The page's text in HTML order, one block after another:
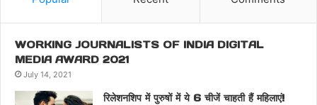
WORKING JOURNALISTS OF INDIA DIGITAL
MEDIA AWARD 2021
July 14, 2021
रिलेशनशिप में पुरुषों में ये 6 चीजें चाहती हैं महिलाएं!